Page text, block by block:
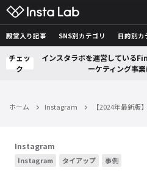
殿堂入り記事 SNS別カテゴリ 目的別カ
チェッ
ク
インスタラボを運営している
ーケティング事
ホーム Instagram 【2024年最新
Instagram
Instagram タイアップ 事例